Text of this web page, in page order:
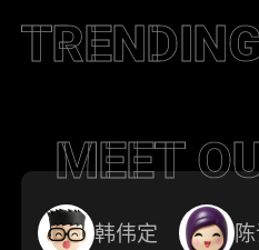
TRENDING
MEET
韩伟定